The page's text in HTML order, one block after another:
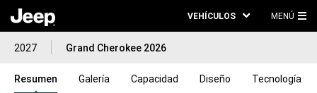
VEHÍCULOS MENÚ
2027 Grand Cherokee 2026
Resumen Galería Capacidad Diseño Tecnología